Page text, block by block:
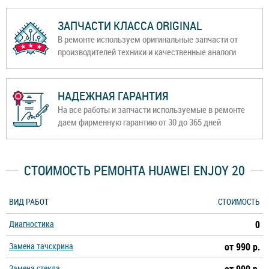
ЗАПЧАСТИ КЛАССА ORIGINAL
В ремонте используем оригинальные запчасти от
производителей техники и качественные аналоги
НАДЕЖНАЯ ГАРАНТИЯ
На все работы и запчасти используемые в ремонте
даем фирменную гарантию от 30 до 365 дней
СТОИМОСТЬ РЕМОНТА HUAWEI ENJOY 20
ВИД РАБОТ
СТОИМОСТЬ
Диагностика
0
Замена тачскрина от 990 р.